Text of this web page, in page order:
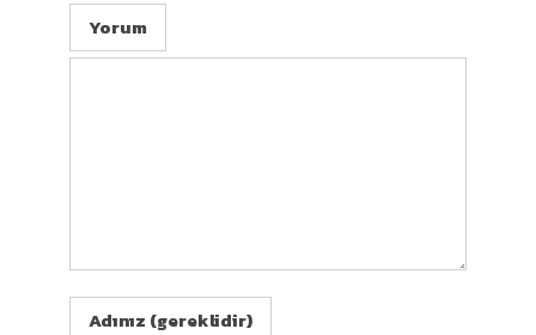
Yorum
Adınız (gereklidir)